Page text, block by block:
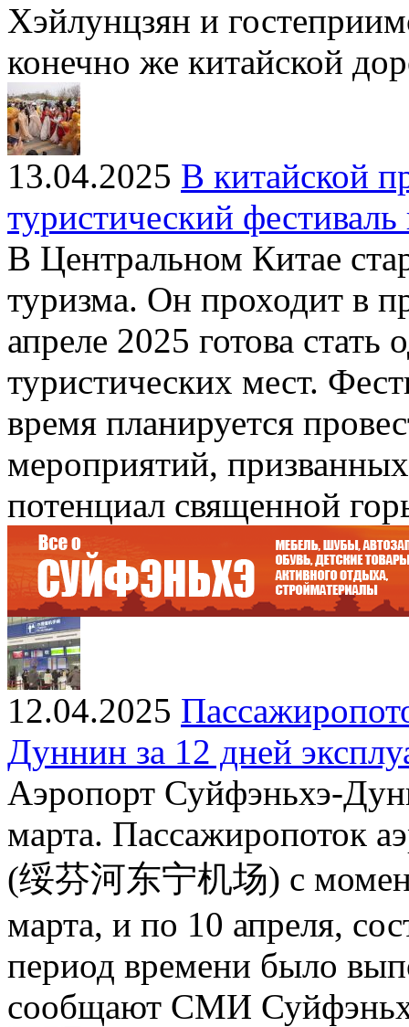
Хэйлунцзян и
конечно же китайской
13.04.2025 В китайской
туристический
В Центральном Китае
туризма. Он проходит в
апреле 2025 готова
туристических мест.
время планируется
мероприятий,
потенциал священной
12.04.2025
Дуннин за 12 дней
Аэропорт Суйфэньхэ-
марта. Пассажиропоток
(绥芬河东宁机场) с
марта, и по 10 апреля,
период времени было
сообщают СМИ